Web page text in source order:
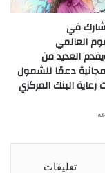
في
العالمي
العديد من
دعمًا للشمول
رعاية البنك المركزي
تعليقات